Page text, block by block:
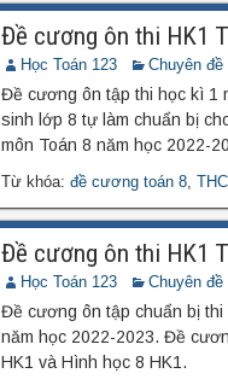
Đề cương ôn thi HK1
Học Toán 123 Chuyên
Đề cương ôn tập thi học kì 1
sinh lớp 8 tự làm chuẩn bị
môn Toán 8 năm học 2022-
Từ khóa: đề cương toán 8,
Đề cương ôn thi HK1
Học Toán 123 Chuyên
Đề cương ôn tập chuẩn bị
năm học 2022-2023. Đề
HK1 và Hình học 8 HK1.